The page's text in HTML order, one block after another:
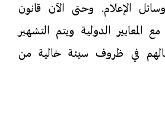
الإعلام. وحتى الآن قانون
المعايير الدولية ويتم التشهير
في ظروف سيئة خالية من